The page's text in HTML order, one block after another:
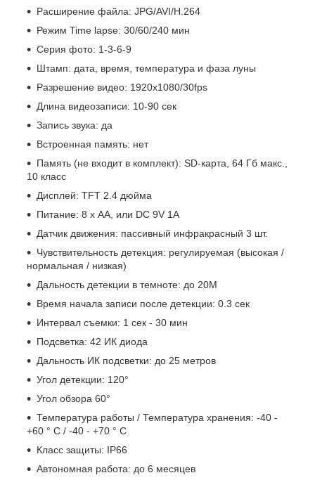
Расширение файла: JPG/AVI/H.264
Режим Time lapse: 30/60/240 мин
Серия фото: 1-3-6-9
Штамп: дата, время, температура и фаза луны
Разрешение видео: 1920х1080/30fps
Длина видеозаписи: 10-90 сек
Запись звука: да
Встроенная память: нет
Память (не входит в комплект): SD-карта, 64 Гб макс.,
10 класс
Дисплей: TFT 2.4 дюйма
Питание: 8 х АА, или DC 9V 1А
Датчик движения: пассивный инфракрасный 3 шт.
Чувствительность детекция: регулируемая (высокая /
нормальная / низкая)
Дальность детекции в темноте: до 20M
Время начала записи после детекции: 0.3 сек
Интервал съемки: 1 сек - 30 мин
Подсветка: 42 ИК диода
Дальность ИК подсветки: до 25 метров
Угол детекции: 120°
Угол обзора 60°
Температура работы / Температура хранения: -40 -
+60 ° C / -40 - +70 ° C
Класс защиты: IP66
Автономная работа: до 6 месяцев